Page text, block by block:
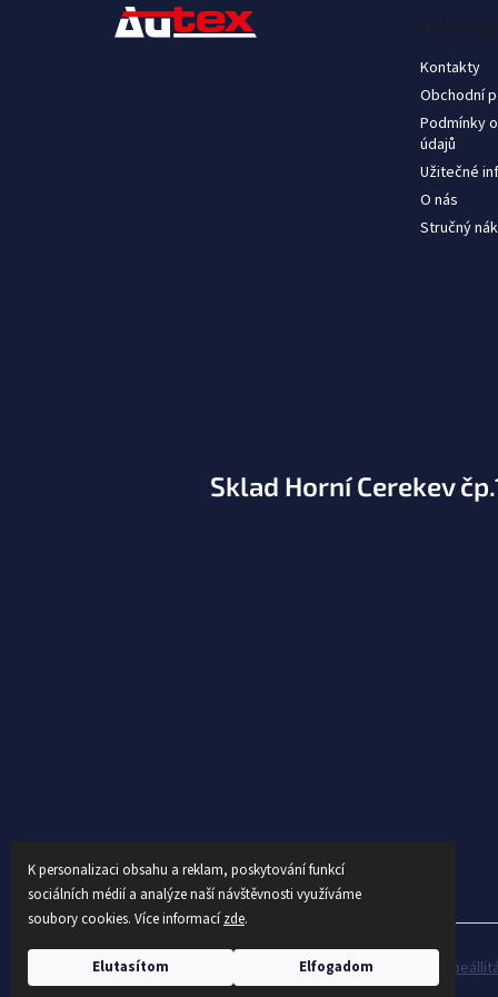
K personalizaci obsahu a reklam, poskytování funkcí
sociálních médií a analýze naší návštěvnosti využíváme
soubory cookies. Více informacízde.
Elutasítom Elfogadom
Kontakty
Obchodní
Podmínky
údajů
Užitečné
O nás
Stručný
Sklad Horní Cerekev
Copyright 2026 . Minden jog fenntartva. Süti